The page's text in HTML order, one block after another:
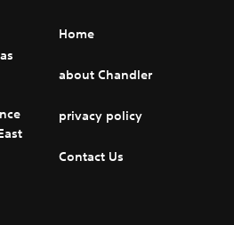
Home
about Chandler
privacy policy
Contact Us